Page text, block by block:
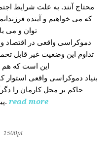
محتاج آنند. به علت شرایط
که می خواهیم و آینده
توان و می
دموکراسی واقعی در
تداوم این وضعیت غیر قابل
این است که هم
بنیاد دموکراسی واقعی استوار
حاکم بر محل کارمان را
پیشنهادهایی است به همین منظور. read more
1500pt